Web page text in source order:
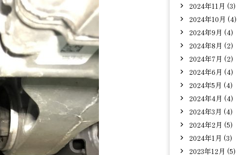
2024年11月 (3)
2024年10月 (4)
2024年9月 (4)
2024年8月 (2)
2024年7月 (2)
2024年6月 (4)
2024年5月 (4)
2024年4月 (4)
2024年3月 (4)
2024年2月 (5)
2024年1月 (3)
2023年12月 (5)